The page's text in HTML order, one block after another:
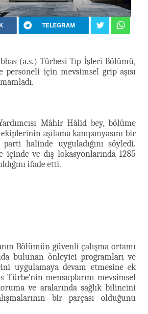
TELEGRAM
(a.s.) Türbesi Tıp İşleri Bölümü,
personeli için mevsimsel grip aşısı
Mâhir Hâlid bey, bölüme
aşılama kampanyasını bir
halinde uyguladığını söyledi.
içinde ve dış lokasyonlarında 1285
ifade etti.
Bölümün güvenli çalışma ortamı
bulunan önleyici programları ve
uygulamaya devam etmesine ek
Türbe'nin mensuplarını mevsimsel
ve aralarında sağlık bilincini
bir parçası olduğunu